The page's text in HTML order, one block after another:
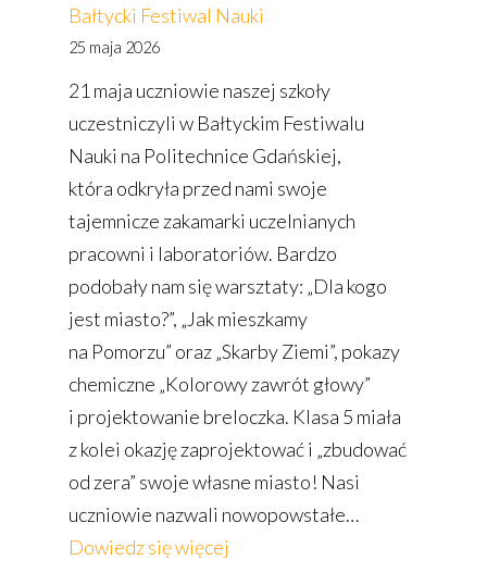
Bałtycki Festiwal Nauki
25 maja 2026
21 maja uczniowie naszej szkoły
uczestniczyli w Bałtyckim Festiwalu
Nauki na Politechnice Gdańskiej,
która odkryła przed nami swoje
tajemnicze zakamarki uczelnianych
pracowni i laboratoriów. Bardzo
podobały nam się warsztaty: „Dla kogo
jest miasto?”, „Jak mieszkamy
na Pomorzu” oraz „Skarby Ziemi”, pokazy
chemiczne „Kolorowy zawrót głowy”
i projektowanie breloczka. Klasa 5 miała
z kolei okazję zaprojektować i „zbudować
od zera” swoje własne miasto! Nasi
uczniowie nazwali nowopowstałe…
Dowiedz się więcej